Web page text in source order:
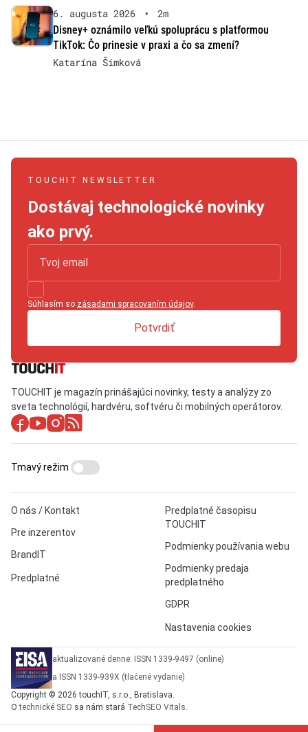
6. augusta 2026 •
2m
Disney+ oznámilo veľkú spoluprácu s platformou
TikTok: Čo prinesie v praxi a čo sa zmení?
Katarína Šimková
TOUCHIT NEWSLETTER
Dostávaj technologické novinky
ako prvý.
Súhlasím so zásadami spracovaním údajov.
Potvrdiť
TOUCHIT je magazín prinášajúci novinky, testy a analýzy zo
sveta technológií, hardvéru, softvéru či mobilných operátorov.
O nás / Kontakt
Pre inzerentov
BrandIT
Predplatné
Predplatné časopisu
TOUCHIT
Podmienky používania webu
Podmienky predaja
predplatného
GDPR
Nastavenia cookies
Tmavý režim
aktualizované denne: ISSN 1339-9497 (online)
a ISSN 1339-939X (tlačené vydanie)
Copyright © 2026 touchIT, s.r.o., Bratislava.
Otechnické SEO sa nám stará TechSEO Vitals.